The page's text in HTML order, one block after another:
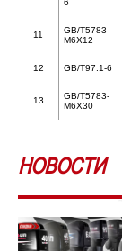
6
11
GB/T5783-
M6X12
12 GB/T97.1-6
13
GB/T5783-
M6X30
НОВОСТИ